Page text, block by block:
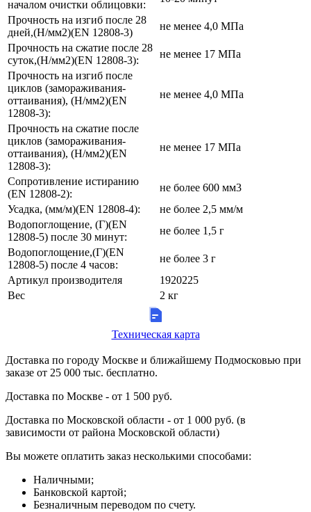
началом очистки облицовки:
Прочность на изгиб после 28
дней,(Н/мм2)(EN 12808-3)
не менее 4,0 МПа
Прочность на сжатие после 28
суток,(Н/мм2)(EN 12808-3):
не менее 17 МПа
Прочность на изгиб после
циклов (замораживания-
оттаивания), (Н/мм2)(EN
12808-3):
не менее 4,0 МПа
Прочность на сжатие после
циклов (замораживания-
оттаивания), (Н/мм2)(EN
12808-3):
не менее 17 МПа
Сопротивление истиранию
(EN 12808-2):
не более 600 мм3
Усадка, (мм/м)(EN 12808-4):
не более 2,5 мм/м
Водопоглощение, (Г)(EN
12808-5) после 30 минут:
не более 1,5 г
Водопоглощение,(Г)(EN
12808-5) после 4 часов:
не более 3 г
Артикул производителя
1920225
Вес
2 кг
Техническая карта
Доставка по городу Москве и ближайшему Подмосковью при
заказе от 25 000 тыс. бесплатно.
Доставка по Москве - от 1 500 руб.
Доставка по Московской области - от 1 000 руб. (в
зависимости от района Московской области)
Вы можете оплатить заказ несколькими способами:
Наличными;
Банковской картой;
Безналичным переводом по счету.